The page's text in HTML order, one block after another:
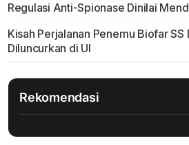
Regulasi Anti-Spionase Dinilai
Kisah Perjalanan Penemu Biofar
Diluncurkan di UI
Rekomendasi